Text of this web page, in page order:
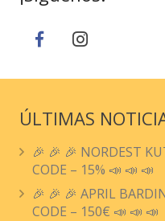
ÚLTIMAS
🎉 🎉 🎉 NORDEST
CODE – 15% 📣 📣 📣
🎉 🎉 🎉 APRIL
CODE – 150€ 📣 📣 📣